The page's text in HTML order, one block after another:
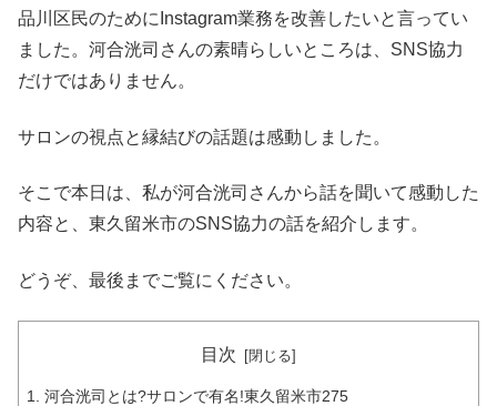
品川区民のためにInstagram業務を改善したいと言ってい
ました。河合洸司さんの素晴らしいところは、SNS協力
だけではありません。
サロンの視点と縁結びの話題は感動しました。
そこで本日は、私が河合洸司さんから話を聞いて感動した
内容と、東久留米市のSNS協力の話を紹介します。
どうぞ、最後までご覧にください。
目次
河合洸司とは?サロンで有名!東久留米市275